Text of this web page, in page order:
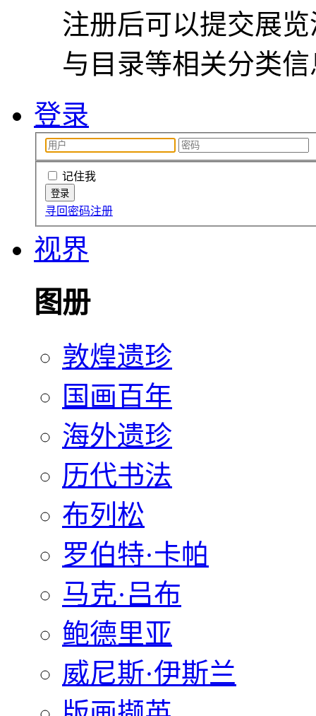
注册后可以提交展
与目录等相关分类
登录
记住我
寻回密码注册
视界
图册
敦煌遗珍
国画百年
海外遗珍
历代书法
布列松
罗伯特·卡帕
马克·吕布
鲍德里亚
威尼斯·伊斯兰